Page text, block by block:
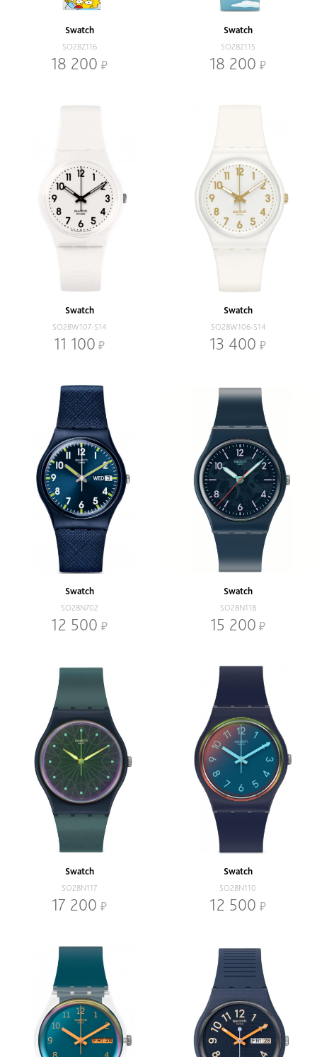
В наличии
Механизм
Кварцевый
Механический
Swatch
SO28Z116
18 200
Swatch
SO28Z115
18 200
Swatch
SO28W107-S14
11 100
Swatch
SO28W106-S14
13 400
Swatch
SO28N702
12 500
Swatch
SO28N118
15 200
Swatch
SO28N117
17 200
Swatch
SO28N110
12 500